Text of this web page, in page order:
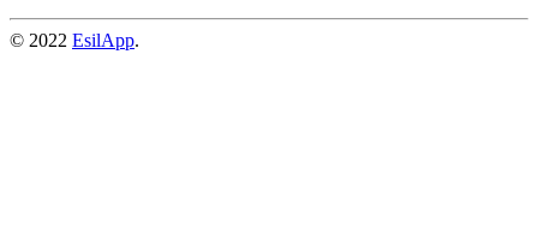
© 2022 EsilApp.